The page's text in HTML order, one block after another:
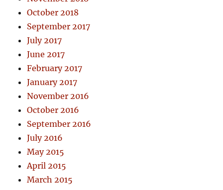
October 2018
September 2017
July 2017
June 2017
February 2017
January 2017
November 2016
October 2016
September 2016
July 2016
May 2015
April 2015
March 2015